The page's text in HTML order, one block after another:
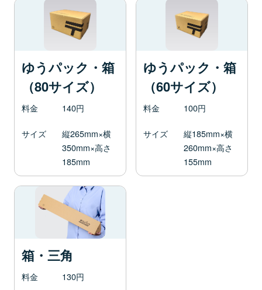
ゆうパック・箱
（80サイズ）
料金 140円
サイズ
縦265mm×横
350mm×高さ
185mm
ゆうパック・箱
（60サイズ）
料金 100円
サイズ
縦185mm×横
260mm×高さ
155mm
箱・三角
料金 130円